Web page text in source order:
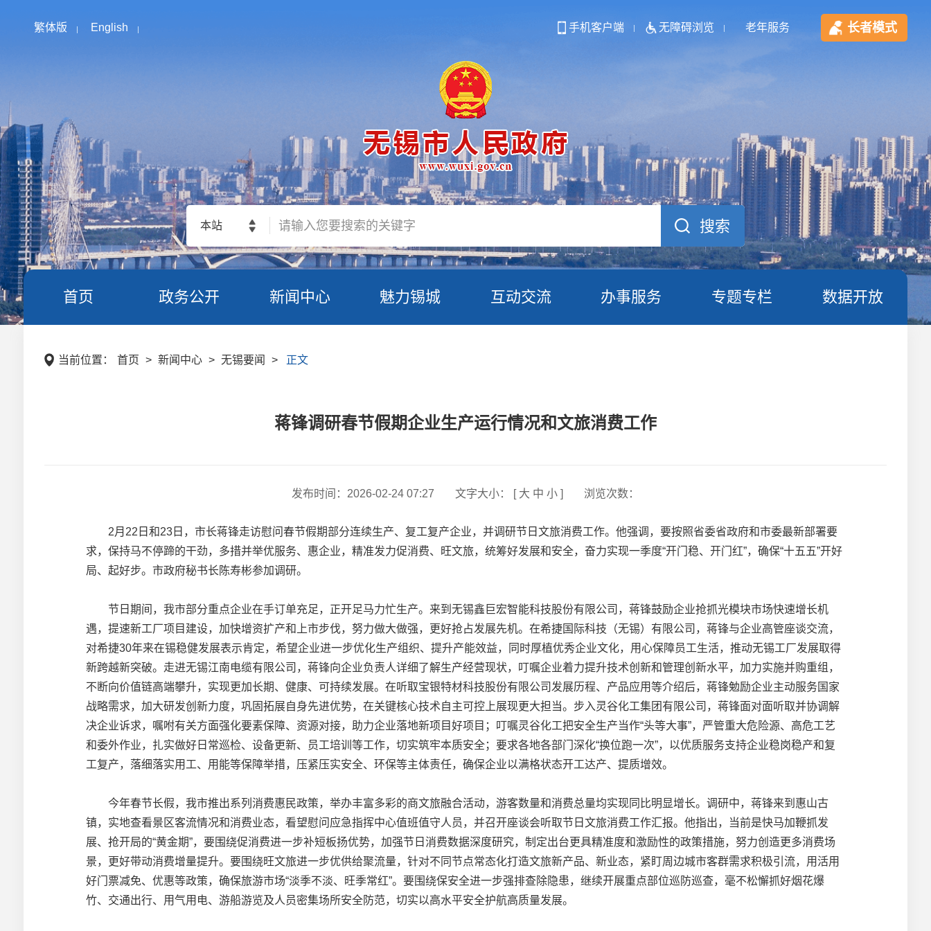
繁体版 English 手机客户端 无障碍浏览 老年服务 长者模式
本站
首页 政务公开 新闻中心 魅力锡城 互动交流 办事服务 专题专栏 数据开放
当前位置： 首页 > 新闻中心 > 无锡要闻 > 正文
蒋锋调研春节假期企业生产运行情况和文旅消费工作
发布时间： 2026-02-24 07:27 文字大小： [ 大 中 小] 浏览次数：
2月22日和23日，市长蒋锋走访慰问春节假期部分连续生产、复工复产企业，并调研节日文旅消费工作。他强调，要按照省委省政府和市委最新部署要
求，保持马不停蹄的干劲，多措并举优服务、惠企业，精准发力促消费、旺文旅，统筹好发展和安全，奋力实现一季度“开门稳、开门红”，确保“十五五”开好
局、起好步。市政府秘书长陈寿彬参加调研。
节日期间，我市部分重点企业在手订单充足，正开足马力忙生产。来到无锡鑫巨宏智能科技股份有限公司，蒋锋鼓励企业抢抓光模块市场快速增长机
遇，提速新工厂项目建设，加快增资扩产和上市步伐，努力做大做强，更好抢占发展先机。在希捷国际科技（无锡）有限公司，蒋锋与企业高管座谈交流，
对希捷30年来在锡稳健发展表示肯定，希望企业进一步优化生产组织、提升产能效益，同时厚植优秀企业文化，用心保障员工生活，推动无锡工厂发展取得
新跨越新突破。走进无锡江南电缆有限公司，蒋锋向企业负责人详细了解生产经营现状，叮嘱企业着力提升技术创新和管理创新水平，加力实施并购重组，
不断向价值链高端攀升，实现更加长期、健康、可持续发展。在听取宝银特材科技股份有限公司发展历程、产品应用等介绍后，蒋锋勉励企业主动服务国家
战略需求，加大研发创新力度，巩固拓展自身先进优势，在关键核心技术自主可控上展现更大担当。步入灵谷化工集团有限公司，蒋锋面对面听取并协调解
决企业诉求，嘱咐有关方面强化要素保障、资源对接，助力企业落地新项目好项目；叮嘱灵谷化工把安全生产当作“头等大事”，严管重大危险源、高危工艺
和委外作业，扎实做好日常巡检、设备更新、员工培训等工作，切实筑牢本质安全；要求各地各部门深化“换位跑一次”，以优质服务支持企业稳岗稳产和复
工复产，落细落实用工、用能等保障举措，压紧压实安全、环保等主体责任，确保企业以满格状态开工达产、提质增效。
今年春节长假，我市推出系列消费惠民政策，举办丰富多彩的商文旅融合活动，游客数量和消费总量均实现同比明显增长。调研中，蒋锋来到惠山古
镇，实地查看景区客流情况和消费业态，看望慰问应急指挥中心值班值守人员，并召开座谈会听取节日文旅消费工作汇报。他指出，当前是快马加鞭抓发
展、抢开局的“黄金期”，要围绕促消费进一步补短板扬优势，加强节日消费数据深度研究，制定出台更具精准度和激励性的政策措施，努力创造更多消费场
景，更好带动消费增量提升。要围绕旺文旅进一步优供给聚流量，针对不同节点常态化打造文旅新产品、新业态，紧盯周边城市客群需求积极引流，用活用
好门票减免、优惠等政策，确保旅游市场“淡季不淡、旺季常红”。要围绕保安全进一步强排查除隐患，继续开展重点部位巡防巡查，毫不松懈抓好烟花爆
竹、交通出行、用气用电、游船游览及人员密集场所安全防范，切实以高水平安全护航高质量发展。